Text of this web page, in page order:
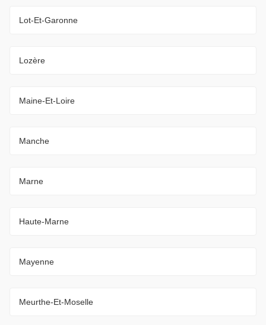
Lot-Et-Garonne
Lozère
Maine-Et-Loire
Manche
Marne
Haute-Marne
Mayenne
Meurthe-Et-Moselle